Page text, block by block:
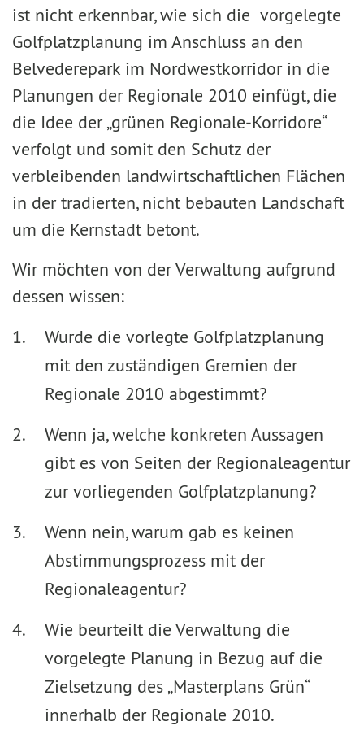
ist nicht erkennbar, wie sich die vorgelegte
Golfplatzplanung im Anschluss an den
Belvederepark im Nordwestkorridor in die
Planungen der Regionale 2010 einfügt, die
die Idee der „grünen Regionale-Korridore“
verfolgt und somit den Schutz der
verbleibenden landwirtschaftlichen Flächen
in der tradierten, nicht bebauten Landschaft
um die Kernstadt betont.
Wir möchten von der Verwaltung aufgrund
dessen wissen:
Wurde die vorlegte Golfplatzplanung
mit den zuständigen Gremien der
Regionale 2010 abgestimmt?
Wenn ja, welche konkreten Aussagen
gibt es von Seiten der Regionaleagentur
zur vorliegenden Golfplatzplanung?
Wenn nein, warum gab es keinen
Abstimmungsprozess mit der
Regionaleagentur?
Wie beurteilt die Verwaltung die
vorgelegte Planung in Bezug auf die
Zielsetzung des „Masterplans Grün“
innerhalb der Regionale 2010.